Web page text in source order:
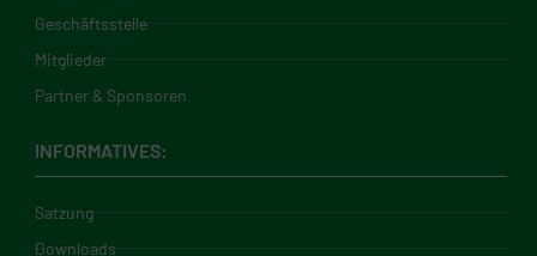
Geschäftsstelle
Mitglieder
Partner & Sponsoren
INFORMATIVES:
Satzung
Downloads